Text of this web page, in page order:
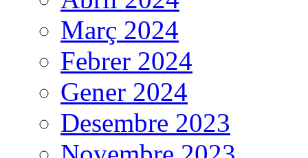
Març 2024
Febrer 2024
Gener 2024
Desembre 2023